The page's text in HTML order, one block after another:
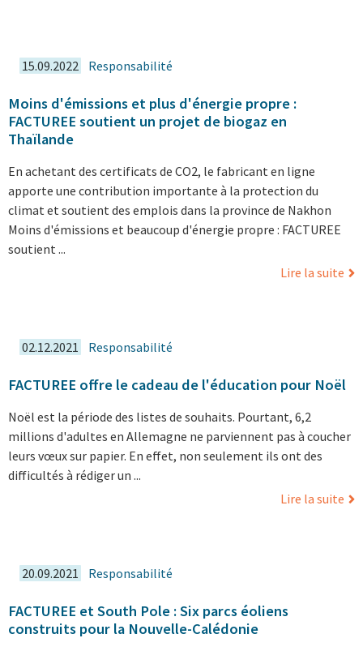
15.09.2022 Responsabilité
Moins d'émissions et plus d'énergie propre :
FACTUREE soutient un projet de biogaz en
Thaïlande
En achetant des certificats de CO2, le fabricant en ligne
apporte une contribution importante à la protection du
climat et soutient des emplois dans la province de Nakhon
Moins d'émissions et beaucoup d'énergie propre : FACTUREE
soutient ...
Lire la suite
02.12.2021 Responsabilité
FACTUREE offre le cadeau de l'éducation pour Noël
Noël est la période des listes de souhaits. Pourtant, 6,2
millions d'adultes en Allemagne ne parviennent pas à coucher
leurs vœux sur papier. En effet, non seulement ils ont des
difficultés à rédiger un ...
Lire la suite
20.09.2021 Responsabilité
FACTUREE et South Pole : Six parcs éoliens
construits pour la Nouvelle-Calédonie